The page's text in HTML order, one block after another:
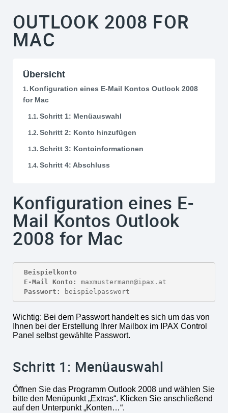
OUTLOOK 2008 FOR
MAC
Übersicht
Konfiguration eines E-Mail Kontos Outlook 2008
for Mac
Schritt 1: Menüauswahl
Schritt 2: Konto hinzufügen
Schritt 3: Kontoinformationen
Schritt 4: Abschluss
Konfiguration eines E-
Mail Kontos Outlook
2008 for Mac
Beispielkonto
E-Mail Konto:
Passwort:
beispielpasswort
Wichtig: Bei dem Passwort handelt es sich um das von
Ihnen bei der Erstellung Ihrer Mailbox im IPAX Control
Panel selbst gewählte Passwort.
Schritt 1: Menüauswahl
Öffnen Sie das Programm Outlook 2008 und wählen Sie
bitte den Menüpunkt „Extras“. Klicken Sie anschließend
auf den Unterpunkt „Konten…“.